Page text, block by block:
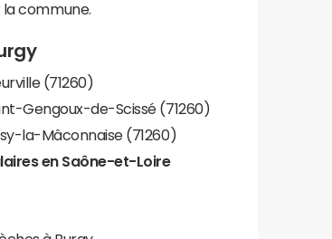
commune.
(71260)
Gengoux-de-Scissé (71260)
la-Mâconnaise (71260)
en Saône-et-Loire